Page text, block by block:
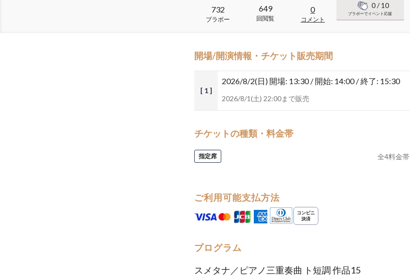
732
ブラボー
649
回閲覧
0
コメント
0/ 10
ブラボーでイベント応援
開場/開演情報・チケット販売期間
[ 1 ]
2026/8/2(日) 開場: 13:30 / 開始: 14:00 / 終了: 15:30
2026/8/1(土) 22:00まで販売
チケットの種類・料金帯
指定席 全4料金帯
ご利用可能支払方法
プログラム
スメタナ／ピアノ三重奏曲 ト短調 作品15